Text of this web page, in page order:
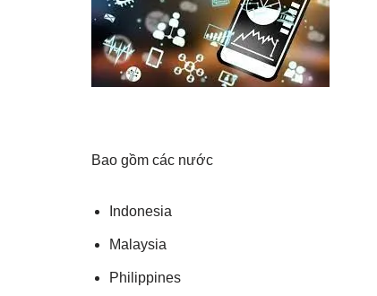
Bao gồm các nước
Indonesia
Malaysia
Philippines